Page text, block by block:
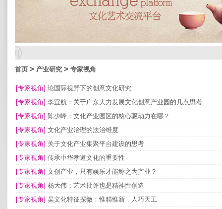
首页 > 产业研究 > 专家视角
[专家视角] 论国际视野下的创意文化研究
[专家视角] 李宜航：关于广东大力发展文化创意产业园的几点思考
[专家视角] 陈少峰：文化产业园区的核心驱动力在哪？
[专家视角] 文化产业治理的法治维度
[专家视角] 关于文化产业集聚平台建设的思考
[专家视角] 传承中华孝道文化的重要性
[专家视角] 文创产业，只有娱乐才能称之为产业？
[专家视角] 杨大伟：艺术批评也是精神性创造
[专家视角] 吴文化特征探微：惟精惟新，人巧天工